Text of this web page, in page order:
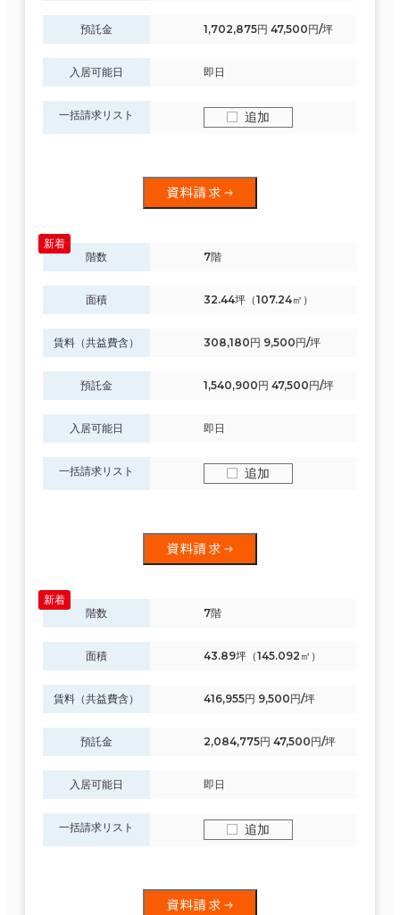
預託金 1,702,875円 47,500円/坪
入居可能日 即日
一括請求リスト 追加
資料請求
階数 7階
面積 32.44坪（107.24㎡）
賃料（共益費含） 308,180円 9,500円/坪
預託金 1,540,900円 47,500円/坪
入居可能日 即日
一括請求リスト 追加
資料請求
階数 7階
面積 43.89坪（145.092㎡）
賃料（共益費含） 416,955円 9,500円/坪
預託金 2,084,775円 47,500円/坪
入居可能日 即日
一括請求リスト 追加
資料請求